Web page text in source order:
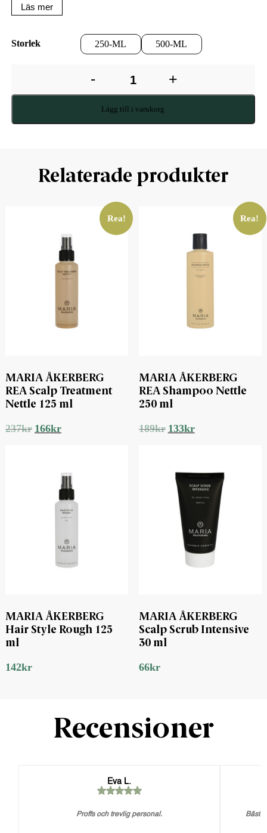
Läs mer
Storlek 250-ML 500-ML
- +
Lägg till i varukorg
Relaterade produkter
Rea!
MARIA ÅKERBERG
REA Scalp Treatment
Nettle 125 ml
237kr Det
166krDet
Rea!
MARIA ÅKERBERG
REA Shampoo Nettle
250 ml
189kr Det
189kr.
133krDet
MARIA ÅKERBERG
Hair Style Rough 125
ml
142kr
MARIA ÅKERBERG
Scalp Scrub Intensive
30 ml
66kr
Recensioner
Eva L.
Proffs och trevlig personal. Bästa